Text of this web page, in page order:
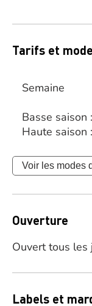
Tarifs et
Semaine
Basse
Haute saison
Voir les modes
Ouverture
Ouvert tous les
Labels et